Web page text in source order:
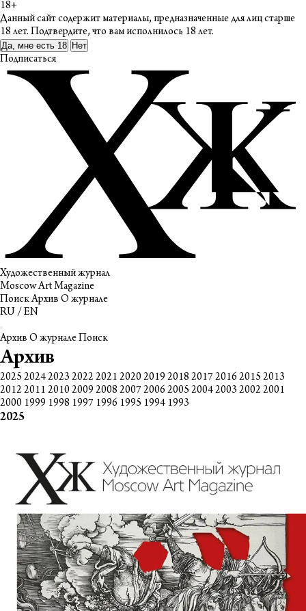
18+
Данный сайт содержит материалы, предназначенные для лиц старше
18 лет. Подтвердите, что вам исполнилось 18 лет.
Да, мне есть 18 Нет
Подписаться
Художественный журнал
Moscow Art Magazine
ПоискАрхив О журнале
RU / EN
Архив О журналеПоиск
Архив
2025 20242023 20222021 2020 2019 2018 2017 2016 2015 2013
20122011 2010 2009 2008 2007 2006 2005 20042003 20022001
2000 1999 1998 1997 1996 1995 1994 1993
2025